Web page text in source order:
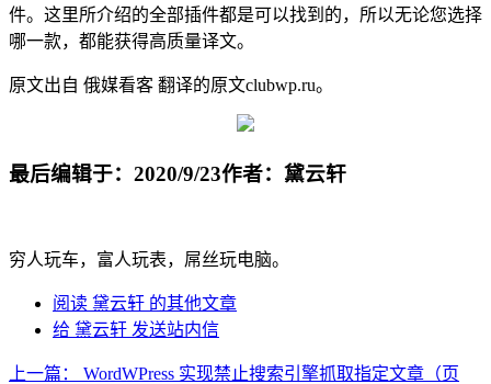
件。这里所介绍的全部插件都是可以找到的，所以无论您选择
哪一款，都能获得高质量译文。
原文出自 俄媒看客 翻译的原文clubwp.ru。
最后编辑于：2020/9/23作者：黛云轩
穷人玩车，富人玩表，屌丝玩电脑。
阅读 黛云轩 的其他文章
给 黛云轩 发送站内信
上一篇：
WordWPress 实现禁止搜索引擎抓取指定文章（页